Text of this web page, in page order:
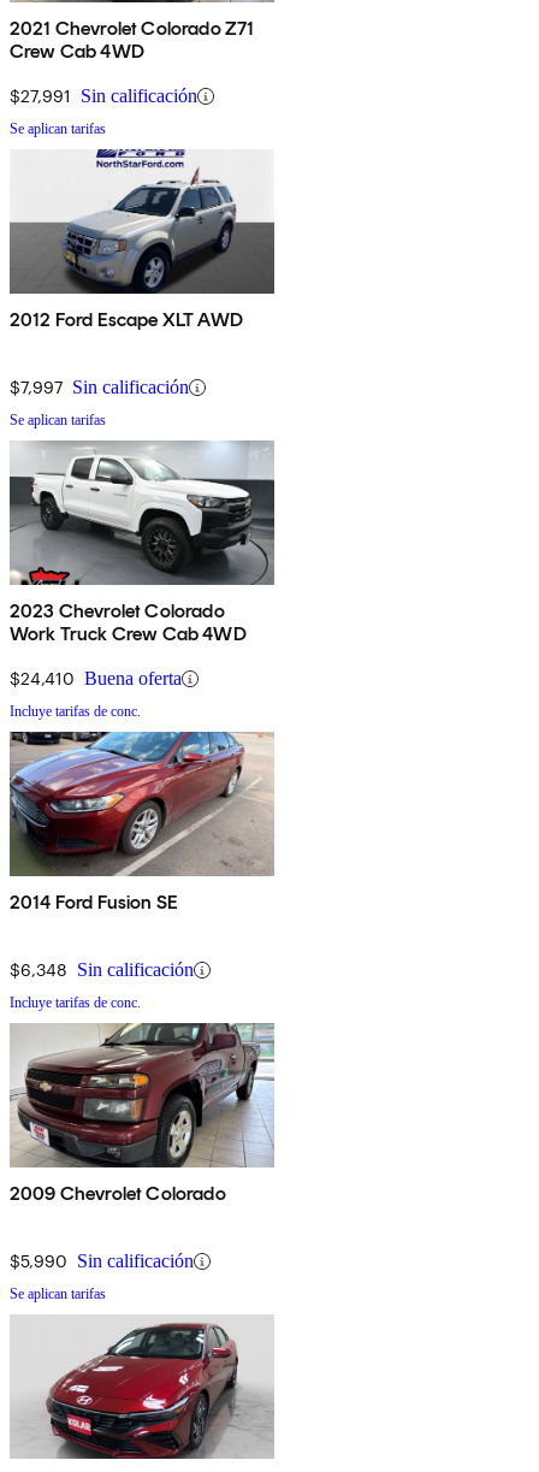
2021 Chevrolet Colorado Z71
Crew Cab 4WD
$27,991 Sin calificación
Se aplican tarifas
2012 Ford Escape XLT AWD
$7,997 Sin calificación
Se aplican tarifas
2023 Chevrolet Colorado
Work Truck Crew Cab 4WD
$24,410 Buena oferta
Incluye tarifas de conc.
2014 Ford Fusion SE
$6,348 Sin calificación
Incluye tarifas de conc.
2009 Chevrolet Colorado
$5,990 Sin calificación
Se aplican tarifas